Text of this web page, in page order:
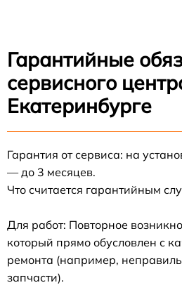
Гарантийные
сервисного
Екатеринбурге
Гарантия от сервиса: на
— до 3 месяцев.
Что считается гарантийным
Для работ: Повторное
который прямо обусловлен с
ремонта (например,
запчасти).